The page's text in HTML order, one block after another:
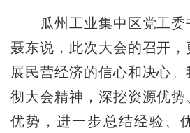
瓜州工业集中区党工委
聂东说，此次大会的召开
展民营经济的信心和决心
彻大会精神，深挖资源优
优势，进一步总结经验、